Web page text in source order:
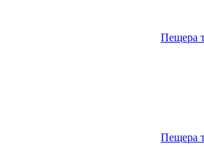
Пещера
Пещера